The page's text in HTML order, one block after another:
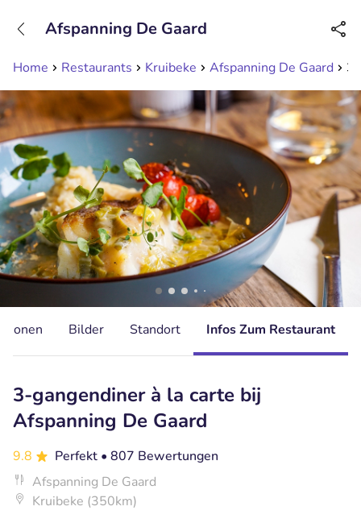
Erreichbar bis 23:00 Uhr (max 0,09€/Min)
Home Restaurants Kruibeke Afspanning De Gaard
Afspanning De Gaard
Bilder Standort Infos Zum Restaurant
3-gangendiner à la carte bij
Afspanning De Gaard
9.8 Perfekt • 807 Bewertungen
Afspanning De Gaard
Kruibeke (350km)